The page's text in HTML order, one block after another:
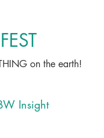
FEST
on the earth!
Insight